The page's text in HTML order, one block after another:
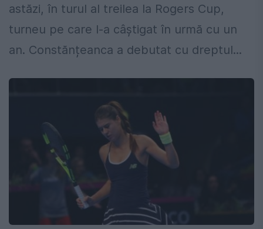
astăzi, în turul al treilea la Rogers Cup,
turneu pe care l-a câștigat în urmă cu un
an. Constănțeanca a debutat cu dreptul...